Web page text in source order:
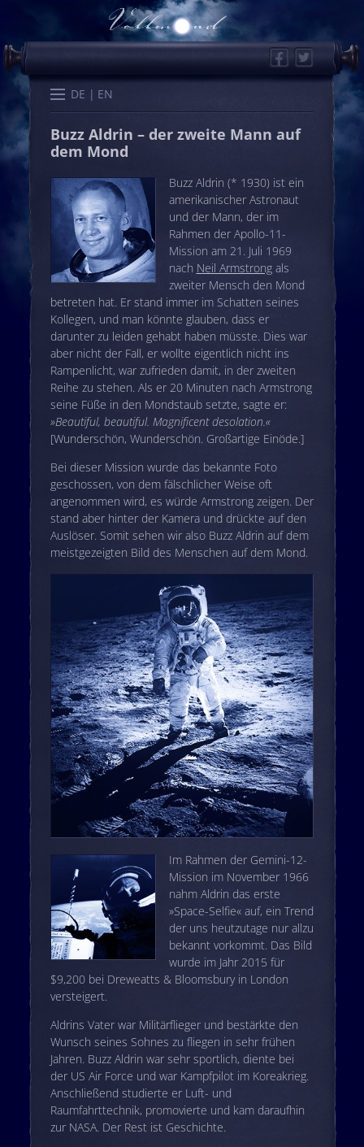
FacebookTwitter
DE EN
Start Kalender Karten
Buzz Aldrin – der zweite Mann auf
dem Mond
Buzz Aldrin (* 1930) ist ein
amerikanischer Astronaut
und der Mann, der im
Rahmen der Apollo-11-
Mission am 21. Juli 1969
nach Neil Armstrongals
zweiter Mensch den Mond
betreten hat. Er stand immer im Schatten seines
Kollegen, und man könnte glauben, dass er
darunter zu leiden gehabt haben müsste. Dies war
aber nicht der Fall, er wollte eigentlich nicht ins
Rampenlicht, war zufrieden damit, in der zweiten
Reihe zu stehen. Als er 20 Minuten nach Armstrong
seine Füße in den Mondstaub setzte, sagte er:
»Beautiful, beautiful. Magnificent desolation.«
[Wunderschön, Wunderschön. Großartige Einöde.]
Bei dieser Mission wurde das bekannte Foto
geschossen, von dem fälschlicher Weise oft
angenommen wird, es würde Armstrong zeigen. Der
stand aber hinter der Kamera und drückte auf den
Auslöser. Somit sehen wir also Buzz Aldrin auf dem
meistgezeigten Bild des Menschen auf dem Mond.
Im Rahmen der Gemini-12-
Mission im November 1966
nahm Aldrin das erste
»Space-Selfie« auf, ein Trend
der uns heutzutage nur allzu
bekannt vorkommt. Das Bild
wurde im Jahr 2015 für
$9,200 bei Dreweatts & Bloomsbury in London
versteigert.
Aldrins Vater war Militärflieger und bestärkte den
Wunsch seines Sohnes zu fliegen in sehr frühen
Jahren. Buzz Aldrin war sehr sportlich, diente bei
der US Air Force und war Kampfpilot im Koreakrieg.
Anschließend studierte er Luft- und
Raumfahrttechnik, promovierte und kam daraufhin
zur NASA. Der Rest ist Geschichte.